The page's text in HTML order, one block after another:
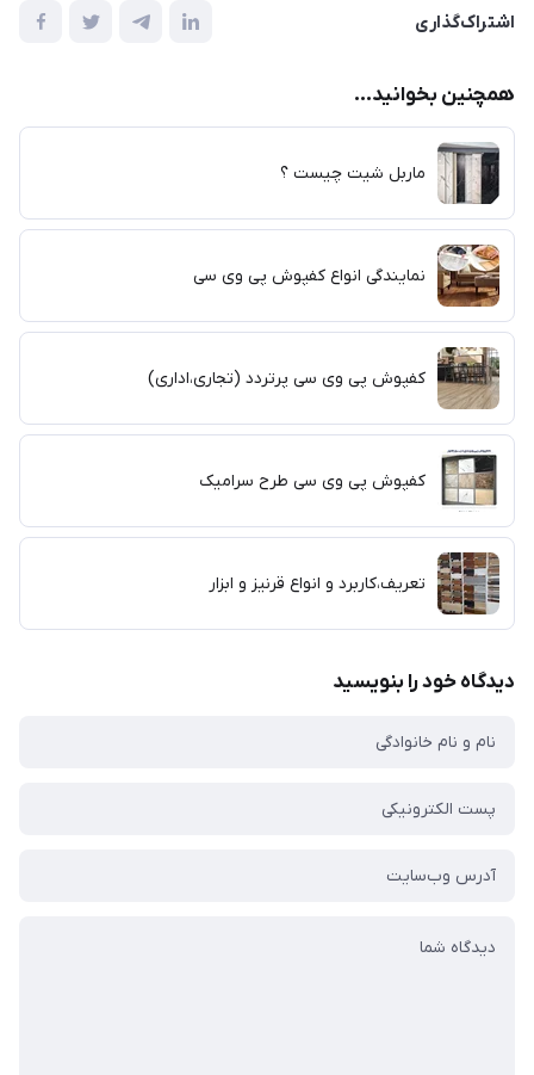
اشتراک‌گذاری
همچنین بخوانید...
ماربل شیت چیست ؟
نمایندگی انواع کفپوش پی وی سی
کفپوش پی وی سی پرتردد (تجاری،اداری)
کفپوش پی وی سی طرح سرامیک
تعریف،کاربرد و انواع قرنیز و ابزار
دیدگاه خود را بنویسید